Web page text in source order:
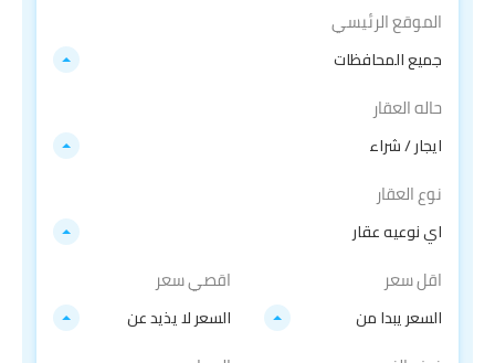
الموقع الرئيسي
جميع المحافظات
حاله العقار
ايجار / شراء
نوع العقار
اي نوعيه عقار
اقل سعر
السعر يبدا من
اقصي سعر
السعر لا يذيد عن